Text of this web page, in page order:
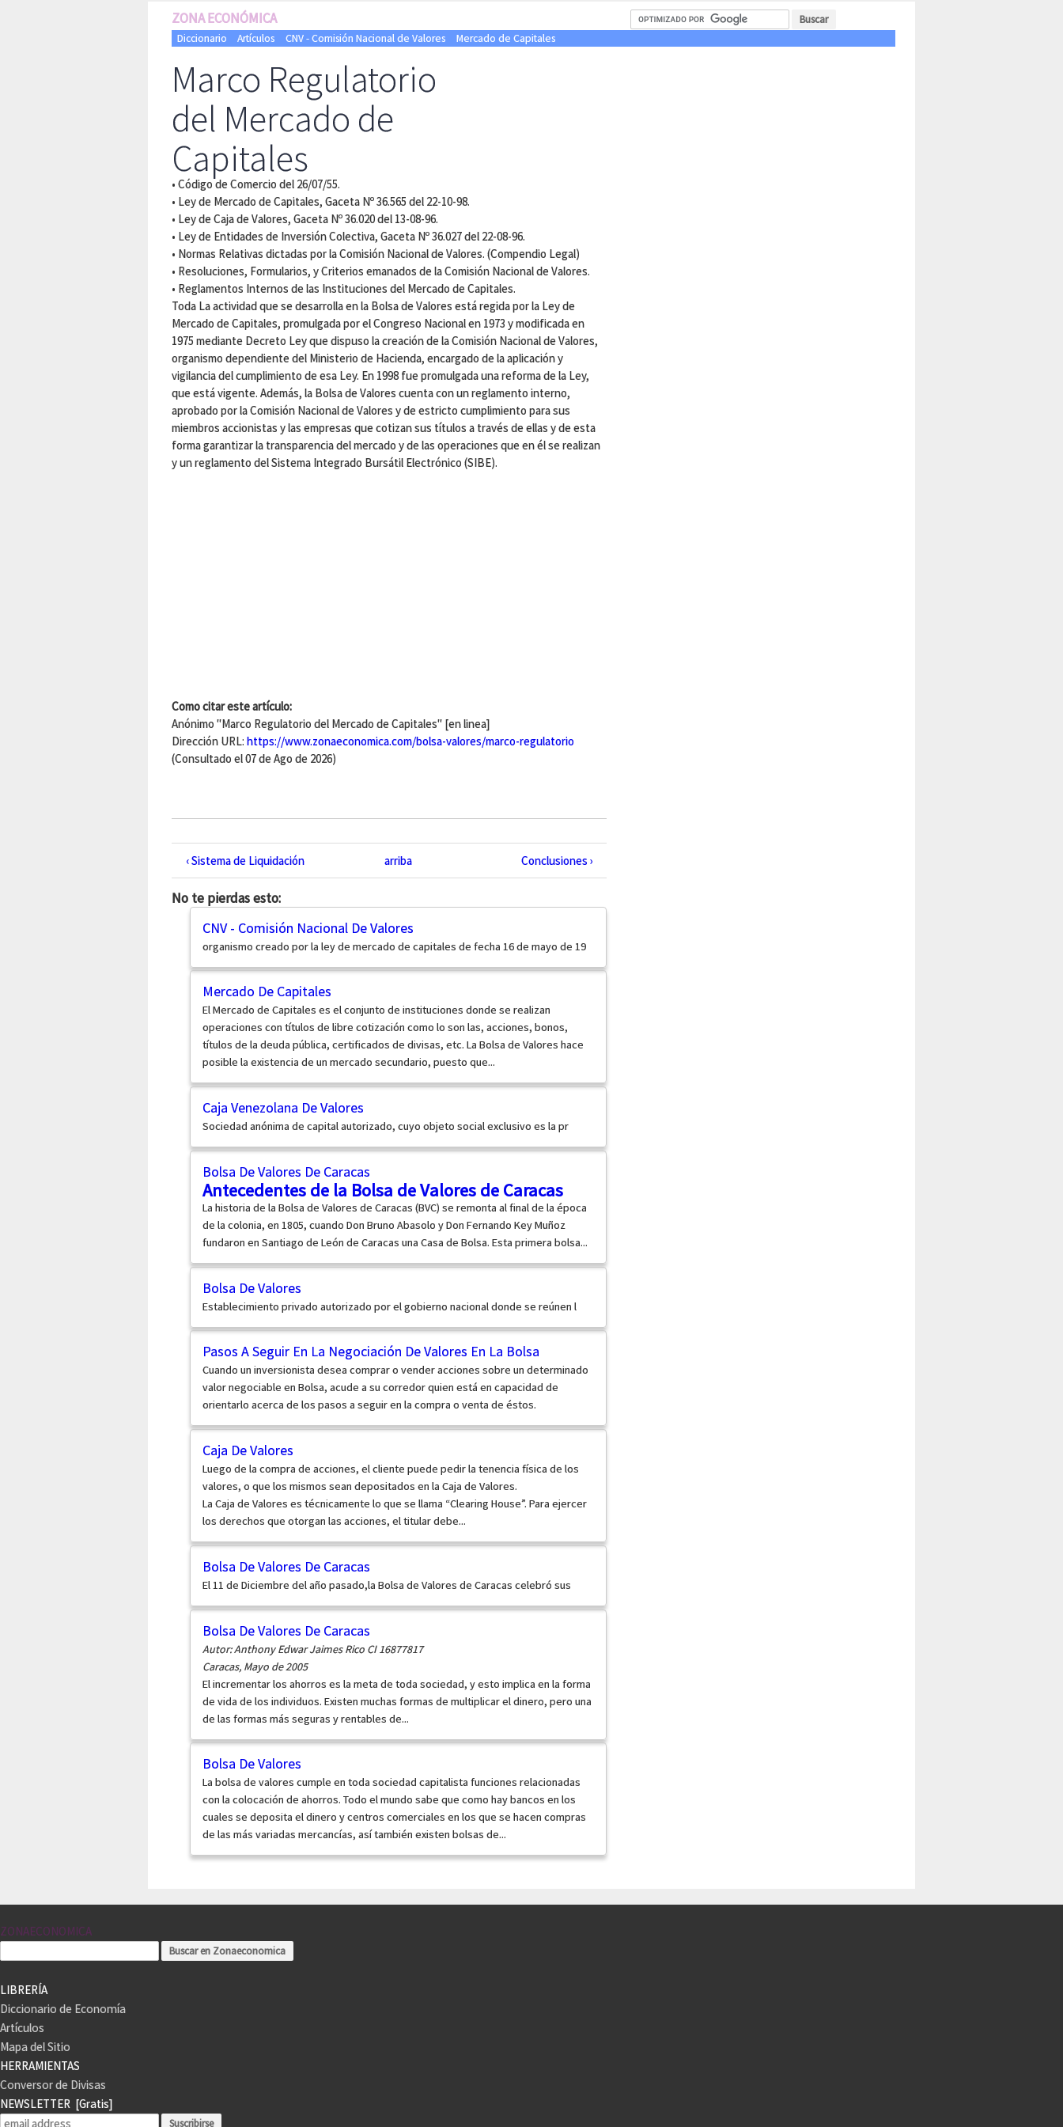
ZONA ECONÓMICA
Diccionario Artículos CNV - Comisión Nacional de Valores Mercado de Capitales
Marco Regulatorio
del Mercado de
Capitales
• Código de Comercio del 26/07/55.
• Ley de Mercado de Capitales, Gaceta Nº 36.565 del 22-10-98.
• Ley de Caja de Valores, Gaceta Nº 36.020 del 13-08-96.
• Ley de Entidades de Inversión Colectiva, Gaceta Nº 36.027 del 22-08-96.
• Normas Relativas dictadas por la Comisión Nacional de Valores. (Compendio Legal)
• Resoluciones, Formularios, y Criterios emanados de la Comisión Nacional de Valores.
• Reglamentos Internos de las Instituciones del Mercado de Capitales.
Toda La actividad que se desarrolla en la Bolsa de Valores está regida por la Ley de
Mercado de Capitales, promulgada por el Congreso Nacional en 1973 y modificada en
1975 mediante Decreto Ley que dispuso la creación de la Comisión Nacional de Valores,
organismo dependiente del Ministerio de Hacienda, encargado de la aplicación y
vigilancia del cumplimiento de esa Ley. En 1998 fue promulgada una reforma de la Ley,
que está vigente. Además, la Bolsa de Valores cuenta con un reglamento interno,
aprobado por la Comisión Nacional de Valores y de estricto cumplimiento para sus
miembros accionistas y las empresas que cotizan sus títulos a través de ellas y de esta
forma garantizar la transparencia del mercado y de las operaciones que en él se realizan
y un reglamento del Sistema Integrado Bursátil Electrónico (SIBE).
Como citar este artículo:
Anónimo "Marco Regulatorio del Mercado de Capitales" [en linea]
Dirección URL: https://www.zonaeconomica.com/bolsa-valores/marco-regulatorio
(Consultado el 07 de Ago de 2026)
‹ Sistema de Liquidación arriba Conclusiones ›
No te pierdas esto:
CNV - Comisión Nacional De Valores
organismo creado por la ley de mercado de capitales de fecha 16 de mayo de 19
Mercado De Capitales
El Mercado de Capitales es el conjunto de instituciones donde se realizan
operaciones con títulos de libre cotización como lo son las, acciones, bonos,
títulos de la deuda pública, certificados de divisas, etc. La Bolsa de Valores hace
posible la existencia de un mercado secundario, puesto que...
Caja Venezolana De Valores
Sociedad anónima de capital autorizado, cuyo objeto social exclusivo es la pr
Bolsa De Valores De Caracas
Antecedentes de la Bolsa de Valores de Caracas
La historia de la Bolsa de Valores de Caracas (BVC) se remonta al final de la época
de la colonia, en 1805, cuando Don Bruno Abasolo y Don Fernando Key Muñoz
fundaron en Santiago de León de Caracas una Casa de Bolsa. Esta primera bolsa...
Bolsa De Valores
Establecimiento privado autorizado por el gobierno nacional donde se reúnen l
Pasos A Seguir En La Negociación De Valores En La Bolsa
Cuando un inversionista desea comprar o vender acciones sobre un determinado
valor negociable en Bolsa, acude a su corredor quien está en capacidad de
orientarlo acerca de los pasos a seguir en la compra o venta de éstos.
Caja De Valores
Luego de la compra de acciones, el cliente puede pedir la tenencia física de los
valores, o que los mismos sean depositados en la Caja de Valores.
La Caja de Valores es técnicamente lo que se llama “Clearing House”. Para ejercer
los derechos que otorgan las acciones, el titular debe...
Bolsa De Valores De Caracas
El 11 de Diciembre del año pasado,la Bolsa de Valores de Caracas celebró sus
Bolsa De Valores De Caracas
Autor: Anthony Edwar Jaimes Rico CI 16877817
Caracas, Mayo de 2005
El incrementar los ahorros es la meta de toda sociedad, y esto implica en la forma
de vida de los individuos. Existen muchas formas de multiplicar el dinero, pero una
de las formas más seguras y rentables de...
Bolsa De Valores
La bolsa de valores cumple en toda sociedad capitalista funciones relacionadas
con la colocación de ahorros. Todo el mundo sabe que como hay bancos en los
cuales se deposita el dinero y centros comerciales en los que se hacen compras
de las más variadas mercancías, así también existen bolsas de...
ZONAECONOMICA
LIBRERÍA
Diccionario de Economía
Artículos
Mapa del Sitio
HERRAMIENTAS
Conversor de Divisas
NEWSLETTER [Gratis]